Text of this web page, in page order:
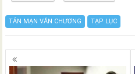
TẢN MẠN VĂN CHƯƠNG TẠP LỤC
Posts
navigation